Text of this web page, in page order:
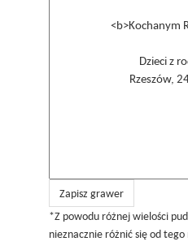
Zapisz grawer
*Z powodu różnej wielości
nieznacznie różnić się od